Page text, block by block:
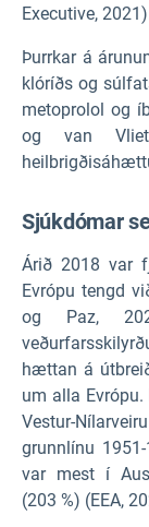
Executive,
Þurrkar á
klóríðs og
metoprolol og
og van
Sjúkdómar
Árið 2018 var
Evrópu tengd
og Paz,
hættan á
um alla
Vestur-
grunnlínu
var mest í
(203 %) (EEA,